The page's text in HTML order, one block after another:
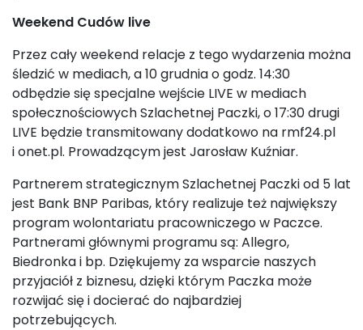
Weekend Cudów live
Przez cały weekend relacje z tego wydarzenia można
śledzić w mediach, a 10 grudnia o godz. 14:30
odbędzie się specjalne wejście LIVE w mediach
społecznościowych Szlachetnej Paczki, o 17:30 drugi
LIVE będzie transmitowany dodatkowo na rmf24.pl
i onet.pl. Prowadzącym jest Jarosław Kuźniar.
Partnerem strategicznym Szlachetnej Paczki od 5 lat
jest Bank BNP Paribas, który realizuje też największy
program wolontariatu pracowniczego w Paczce.
Partnerami głównymi programu są: Allegro,
Biedronka i bp. Dziękujemy za wsparcie naszych
przyjaciół z biznesu, dzięki którym Paczka może
rozwijać się i docierać do najbardziej
potrzebujących.